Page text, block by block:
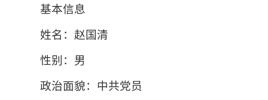
基本信息
姓名：赵国清
性别：男
政治面貌：中共党员